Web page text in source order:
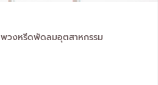
พวงหรีดพัดลมอุตสาหกรรม